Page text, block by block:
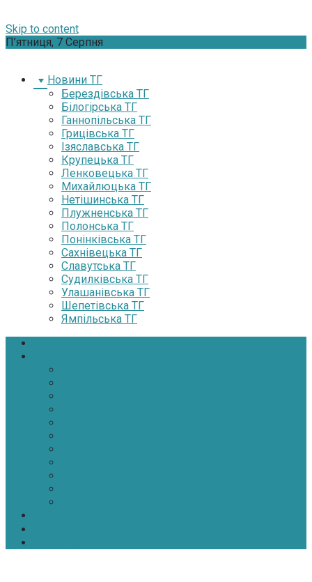
Skip to content
П’ятниця, 7 Серпня
Новини ТГ
Берездівська ТГ
Білогірська ТГ
Ганнопільська ТГ
Грицівська ТГ
Ізяславська ТГ
Крупецька ТГ
Ленковецька ТГ
Михайлюцька ТГ
Нетішинська ТГ
Плужненська ТГ
Полонська ТГ
Понінківська ТГ
Сахнівецька ТГ
Славутська ТГ
Судилківська ТГ
Улашанівська ТГ
Шепетівська ТГ
Ямпільська ТГ